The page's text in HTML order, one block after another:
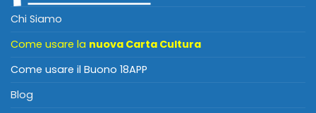
Chi Siamo
Come usare la nuova Carta Cultura
Come usare il Buono 18APP
Blog